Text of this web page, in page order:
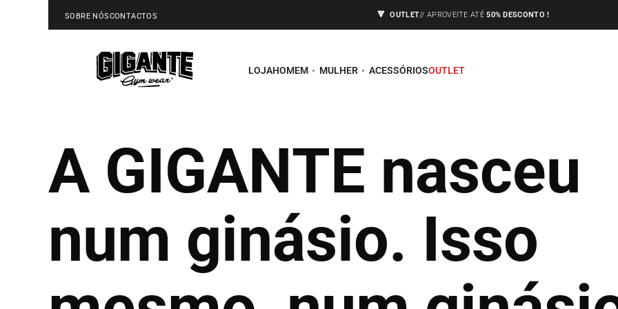
SOBRE NÓSCONTACTOS 🔻OUTLET// APROVEITE ATÉ50% DESCONTO !
LOJAHOMEM MULHER ACESSÓRIOSOUTLET
A GIGANTE nasceu
num ginásio. Isso